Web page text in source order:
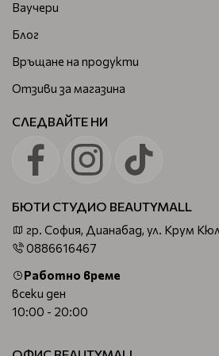
скалпа. Тя е отличен избор за
резултат.
Полуперманентна боя
косата, без да променя
Мъжка боя за коса
Естествен вид: Една от
оцветяването на косата на
възможно най-естествен вид.
обикновено са формулирани
Ваучери
Блог
Връщане на продукти
Отзиви за магазина
СЛЕДВАЙТЕ НИ
БЮТИ СТУДИО BEAUTYMALL
гр. София, Дианабад, ул. Крум
0886616467
Работно време
всеки ден
10:00 - 20:00